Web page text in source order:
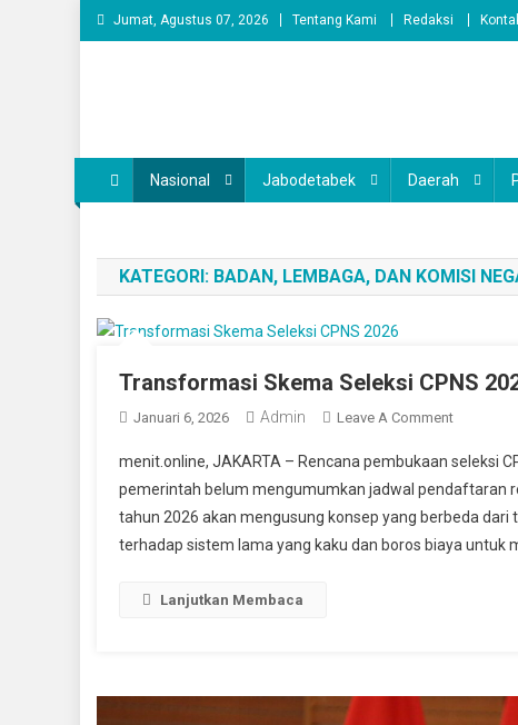
Skip
to
Jumat, Agustus 07, 2026 Tentang Kami Redaksi
Nasional Jabodetabek Daerah
KATEGORI: BADAN, LEMBAGA, DAN KOMISI
Transformasi Skema Seleksi CPNS
Januari 6, 2026 Admin Leave A CommentOn
Skema
Seleksi
CPNS
2026
menit.online, JAKARTA – Rencana pembukaan seleksi
pemerintah belum mengumumkan jadwal pendaftaran
tahun 2026 akan mengusung konsep yang berbeda
terhadap sistem lama yang kaku dan boros biaya untuk
Lanjutkan Membaca